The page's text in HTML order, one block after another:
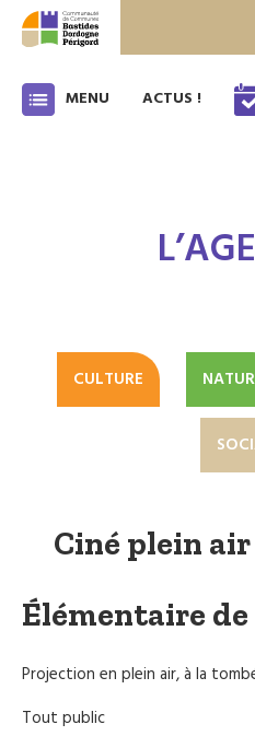
MENU ACTUS !
CULTURE
Ciné plein
Élémentaire
Projection en plein air, à la
Tout public